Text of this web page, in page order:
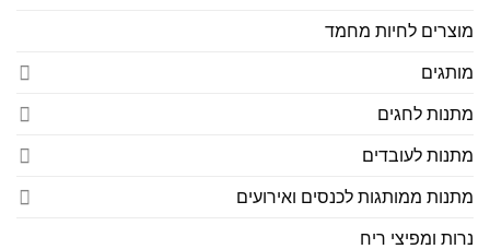
מוצרים לחיות מחמד
מותגים
מתנות לחגים
מתנות לעובדים
מתנות ממותגות לכנסים ואירועים
נרות ומפיצי ריח